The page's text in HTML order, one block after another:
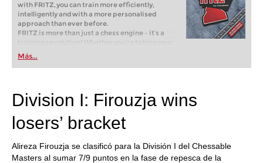
with FRITZ, you can train more efficiently,
intelligently and with a more personalised
approach than ever before.
FRITZ is more than just a chess engine – it’s a
training revolution! Whether you’re taking your
first steps into the world of club chess, or already
playing at a tournament level: with FRITZ, you can
train more efficiently, intelligently and with a
Más...
Division I: Firouzja wins
losers’ bracket
Alireza Firouzja se clasificó para la División I del Chessable
Masters al sumar 7/9 puntos en la fase de repesca de la